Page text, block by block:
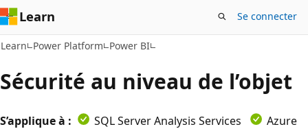
Learn Se connecter
Learn Power Platform Power BI
Sécurité au niveau de l’objet
S’applique à : SQL Server Analysis Services
Azure